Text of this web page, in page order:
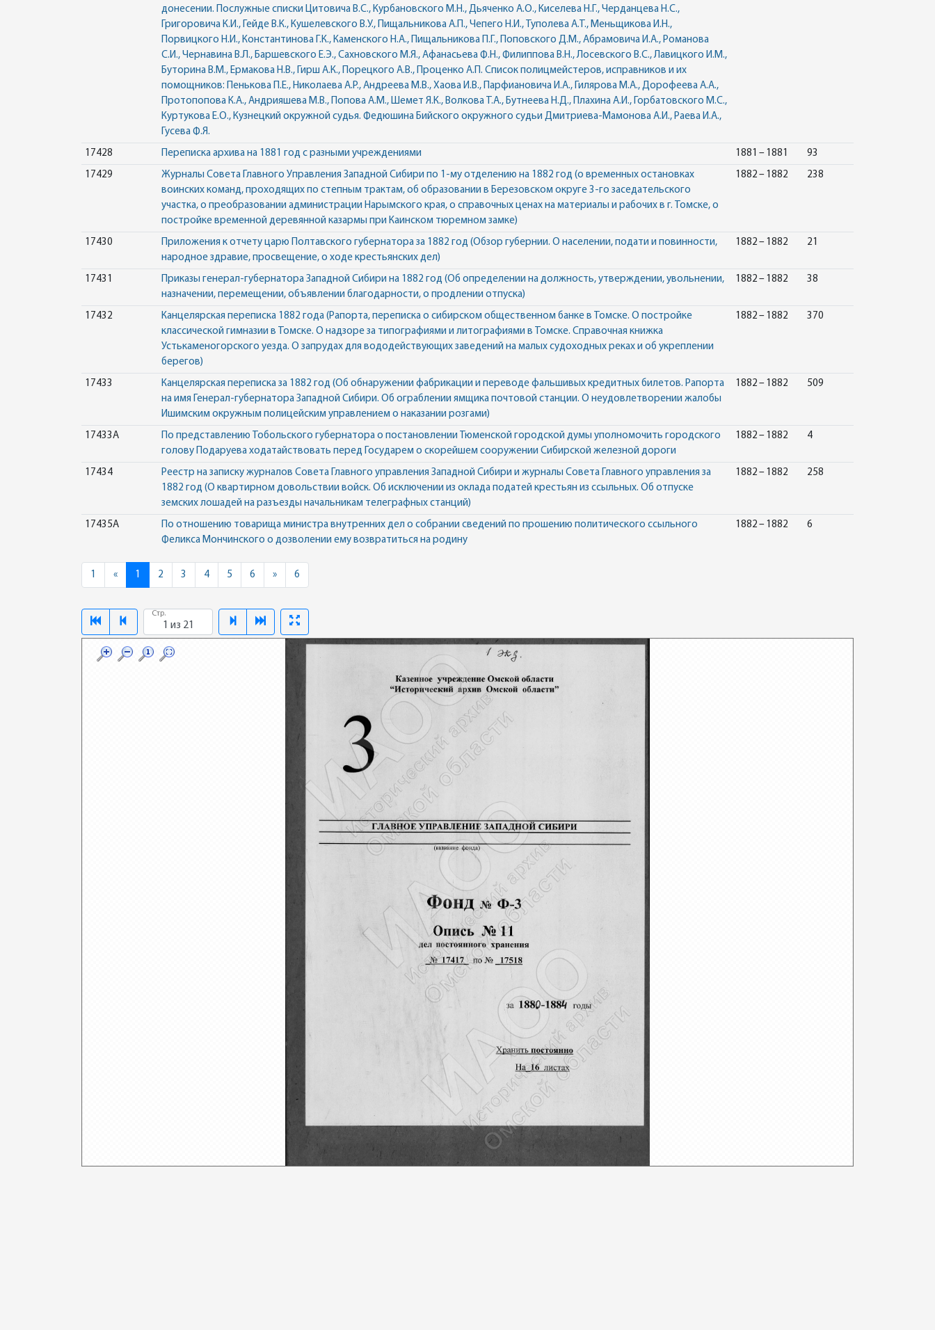
донесении. Послужные списки Цитовича В.С., Курбановского М.Н., Дьяченко А.О., Киселева Н.Г., Черданцева Н.С.,
Григоровича К.И., Гейде В.К., Кушелевского В.У., Пищальникова А.П., Чепего Н.И., Туполева А.Т., Меньщикова И.Н.,
Порвицкого Н.И., Константинова Г.К., Каменского Н.А., Пищальникова П.Г., Поповского Д.М., Абрамовича И.А., Романова
С.И., Чернавина В.Л., Баршевского Е.Э., Сахновского М.Я., Афанасьева Ф.Н., Филиппова В.Н., Лосевского В.С., Лавицкого И.М.,
Буторина В.М., Ермакова Н.В., Гирш А.К., Порецкого А.В., Проценко А.П. Список полицмейстеров, исправников и их
помощников: Пенькова П.Е., Николаева А.Р., Андреева М.В., Хаова И.В., Парфиановича И.А., Гилярова М.А., Дорофеева А.А.,
Протопопова К.А., Андрияшева М.В., Попова А.М., Шемет Я.К., Волкова Т.А., Бутнеева Н.Д., Плахина А.И., Горбатовского М.С.,
Куртукова Е.О., Кузнецкий окружной судья. Федюшина Бийского окружного судьи Дмитриева-Мамонова А.И., Раева И.А.,
Гусева Ф.Я.
17428 Переписка архива на 1881 год с разными учреждениями 1881 – 1881 93
17429
Журналы Совета Главного Управления Западной Сибири по 1-му отделению на 1882 год (о временных остановках
воинских команд, проходящих по степным трактам, об образовании в Березовском округе 3-го заседательского
участка, о преобразовании администрации Нарымского края, о справочных ценах на материалы и рабочих в г. Томске, о
постройке временной деревянной казармы при Каинском тюремном замке)
1882 – 1882 238
17430
Приложения к отчету царю Полтавского губернатора за 1882 год (Обзор губернии. О населении, подати и повинности,
народное здравие, просвещение, о ходе крестьянских дел)
1882 – 1882 21
17431
Приказы генерал-губернатора Западной Сибири на 1882 год (Об определении на должность, утверждении, увольнении,
назначении, перемещении, объявлении благодарности, о продлении отпуска)
1882 – 1882 38
17432
Канцелярская переписка 1882 года (Рапорта, переписка о сибирском общественном банке в Томске. О постройке
классической гимназии в Томске. О надзоре за типографиями и литографиями в Томске. Справочная книжка
Устькаменогорского уезда. О запрудах для вододействующих заведений на малых судоходных реках и об укреплении
берегов)
1882 – 1882 370
17433
Канцелярская переписка за 1882 год (Об обнаружении фабрикации и переводе фальшивых кредитных билетов. Рапорта
на имя Генерал-губернатора Западной Сибири. Об ограблении ямщика почтовой станции. О неудовлетворении жалобы
Ишимским окружным полицейским управлением о наказании розгами)
1882 – 1882 509
17433А
По представлению Тобольского губернатора о постановлении Тюменской городской думы уполномочить городского
голову Подаруева ходатайствовать перед Государем о скорейшем сооружении Сибирской железной дороги
1882 – 1882 4
17434
Реестр на записку журналов Совета Главного управления Западной Сибири и журналы Совета Главного управления за
1882 год (О квартирном довольствии войск. Об исключении из оклада податей крестьян из ссыльных. Об отпуске
земских лошадей на разъезды начальникам телеграфных станций)
1882 – 1882 258
17435А
По отношению товарища министра внутренних дел о собрании сведений по прошению политического ссыльного
Феликса Мончинского о дозволении ему возвратиться на родину
1882 – 1882 6
1 «Previous
1 2 3 4 5 6 »Next6
Стр.